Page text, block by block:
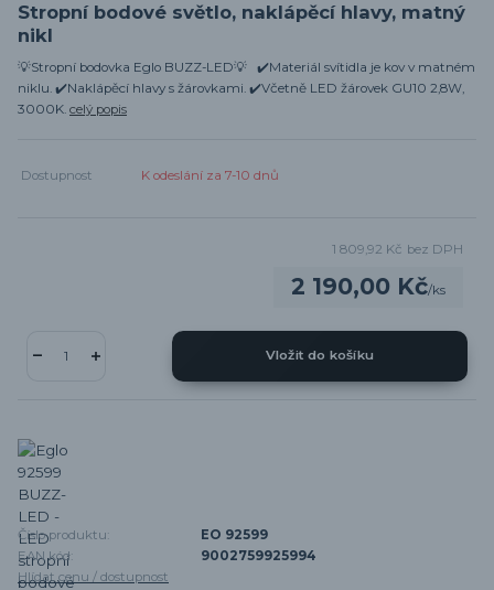
Stropní bodové světlo, naklápěcí hlavy, matný
nikl
💡Stropní bodovka Eglo BUZZ-LED💡 ✔️Materiál svítidla je kov v matném
niklu. ✔️Naklápěcí hlavy s žárovkami. ✔️Včetně LED žárovek GU10 2,8W,
3000K. celý popis
Dostupnost K odeslání za 7-10 dnů
2 190,00 Kč/ks
1 809,92 Kč bez DPH
Vložit do košíku
Číslo produktu:
EO 92599
EAN kód:
9002759925994
Hlídat cenu / dostupnost